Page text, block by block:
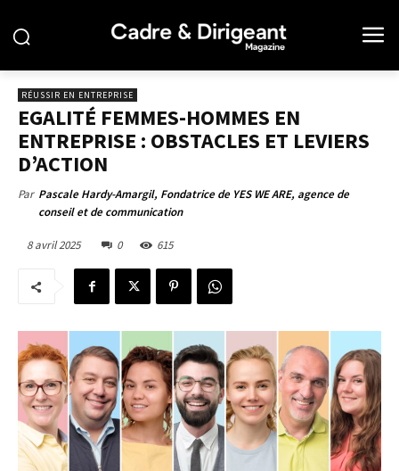
RÉUSSIR EN ENTREPRISE
EGALITÉ FEMMES-HOMMES EN
ENTREPRISE : OBSTACLES ET LEVIERS
D’ACTION
Par Pascale Hardy-Amargil, Fondatrice de YES WE ARE, agence de
conseil et de communication
8 avril 2025 0 615